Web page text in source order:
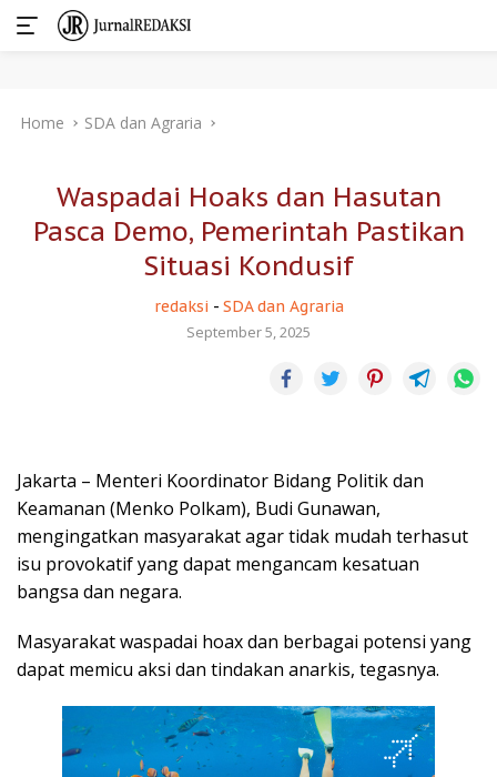
Home SDA dan Agraria
Waspadai Hoaks dan Hasutan
Pasca Demo, Pemerintah Pastikan
Situasi Kondusif
redaksi - SDA dan Agraria
September 5, 2025
Jakarta – Menteri Koordinator Bidang Politik dan
Keamanan (Menko Polkam), Budi Gunawan,
mengingatkan masyarakat agar tidak mudah terhasut
isu provokatif yang dapat mengancam kesatuan
bangsa dan negara.
Masyarakat waspadai hoax dan berbagai potensi yang
dapat memicu aksi dan tindakan anarkis, tegasnya.